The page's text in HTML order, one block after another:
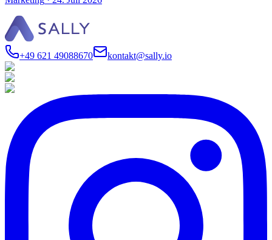
+49 621 49088670 kontakt@sally.io